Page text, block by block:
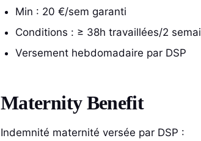
Min : 20 €/sem garanti
Conditions : ≥ 38h travaillées/2
Versement hebdomadaire par DSP
Maternity Benefit
Indemnité maternité versée par DSP :